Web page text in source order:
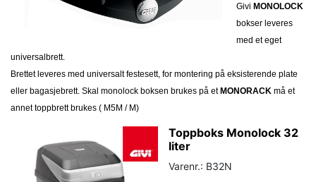
Givi MONOLOCK
bokser leveres
med et eget
universalbrett.
Brettet leveres med universalt festesett, for montering på eksisterende plate
eller bagasjebrett. Skal monolock boksen brukes på etMONORACK må et
annet toppbrett brukes ( M5M / M)
Toppboks Monolock 32
liter
Varenr.: B32N